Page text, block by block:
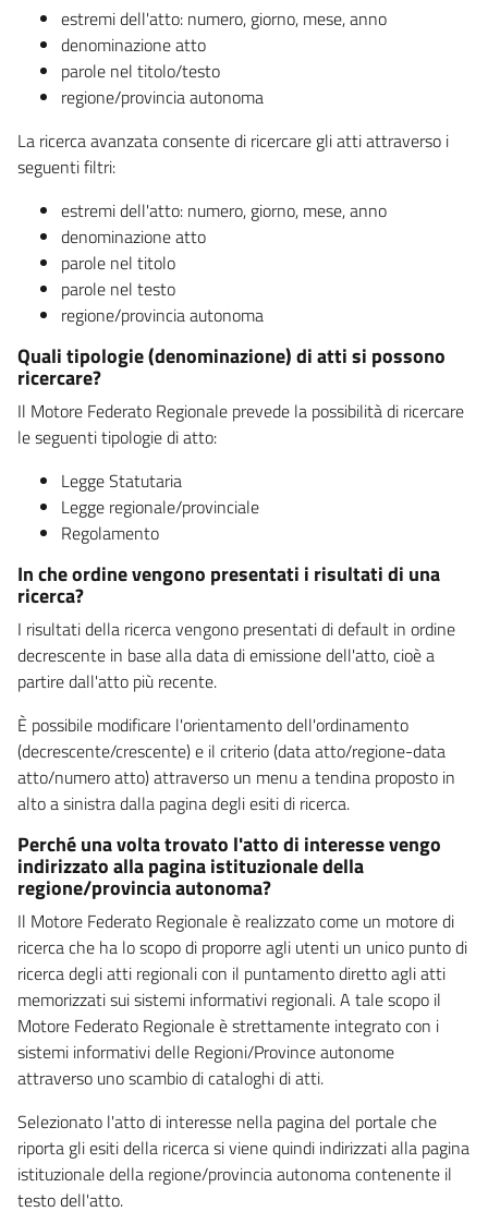
estremi dell'atto: numero, giorno, mese, anno
denominazione atto
parole nel titolo/testo
regione/provincia autonoma
La ricerca avanzata consente di ricercare gli atti attraverso i
seguenti filtri:
estremi dell'atto: numero, giorno, mese, anno
denominazione atto
parole nel titolo
parole nel testo
regione/provincia autonoma
Quali tipologie (denominazione) di atti si possono
ricercare?
Il Motore Federato Regionale prevede la possibilità di ricercare
le seguenti tipologie di atto:
Legge Statutaria
Legge regionale/provinciale
Regolamento
In che ordine vengono presentati i risultati di una
ricerca?
I risultati della ricerca vengono presentati di default in ordine
decrescente in base alla data di emissione dell'atto, cioè a
partire dall'atto più recente.
È possibile modificare l'orientamento dell'ordinamento
(decrescente/crescente) e il criterio (data atto/regione-data
atto/numero atto) attraverso un menu a tendina proposto in
alto a sinistra dalla pagina degli esiti di ricerca.
Perché una volta trovato l'atto di interesse vengo
indirizzato alla pagina istituzionale della
regione/provincia autonoma?
Il Motore Federato Regionale è realizzato come un motore di
ricerca che ha lo scopo di proporre agli utenti un unico punto di
ricerca degli atti regionali con il puntamento diretto agli atti
memorizzati sui sistemi informativi regionali. A tale scopo il
Motore Federato Regionale è strettamente integrato con i
sistemi informativi delle Regioni/Province autonome
attraverso uno scambio di cataloghi di atti.
Selezionato l'atto di interesse nella pagina del portale che
riporta gli esiti della ricerca si viene quindi indirizzati alla pagina
istituzionale della regione/provincia autonoma contenente il
testo dell'atto.